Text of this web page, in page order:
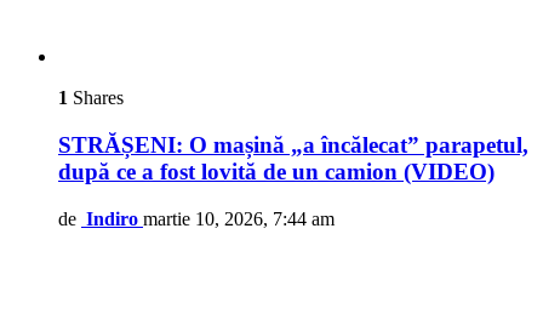
1 Shares
STRĂȘENI: O mașină „a încălecat” parapetul,
după ce a fost lovită de un camion (VIDEO)
de Indiro martie 10, 2026, 7:44 am